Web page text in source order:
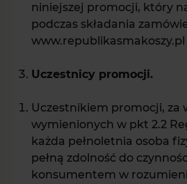
niniejszej promocji, który
podczas składania
www.republikasmakoszy.pl
Uczestnicy promocji.
Uczestnikiem promocji, za
wymienionych w pkt 2.2
każda pełnoletnia osoba
pełną zdolność do
konsumentem w